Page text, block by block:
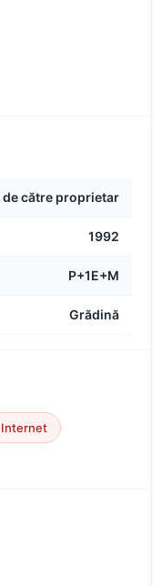
de către proprietar
1992
P+1E+M
Grădină
Internet